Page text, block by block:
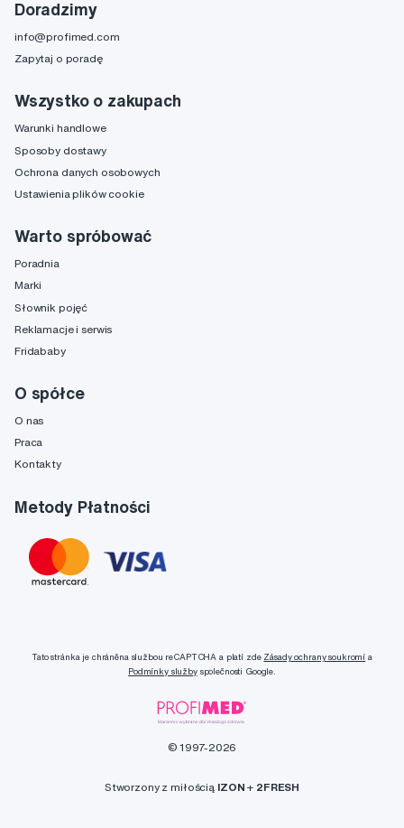
Doradzimy
info@profimed.com
Zapytaj o poradę
Wszystko o zakupach
Warunki handlowe
Sposoby dostawy
Ochrona danych osobowych
Ustawienia plików cookie
Warto spróbować
Poradnia
Marki
Słownik pojęć
Reklamacje i serwis
Fridababy
O spółce
O nas
Praca
Kontakty
Metody Płatności
Tato stránka je chráněna službou reCAPTCHA a platí zde Zásady ochrany soukromí a
Podmínky službyspolečnosti Google.
© 1997-2026
Stworzony z miłością IZON + 2FRESH